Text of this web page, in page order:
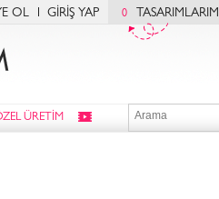
OL GİRİŞ YAP 0 TASARIMLARIM
ÜRETİM